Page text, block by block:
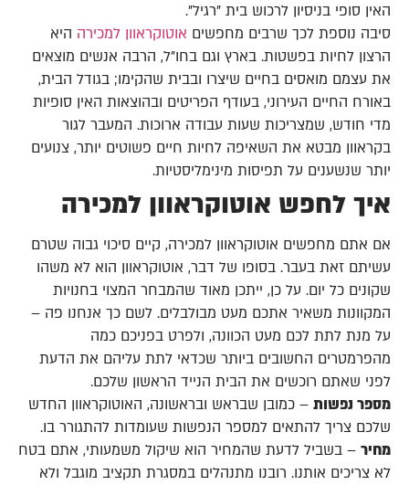
האין סופי בניסיון לרכוש בית "רגיל".
סיבה נוספת לכך שרבים מחפשים אוטוקראוון למכירה היא
הרצון לחיות בפשטות. בארץ וגם בחו"ל, הרבה אנשים מוצאים
את עצמם מואסים בחיים שיצרו ובבית שהקימו; בגודל הבית,
באורח החיים העירוני, בעודף הפריטים ובהוצאות האין סופיות
מדי חודש, שמצריכות שעות עבודה ארוכות. המעבר לגור
בקראוון מבטא את השאיפה לחיות חיים פשוטים יותר, צנועים
יותר שנשענים על תפיסות מינימליסטיות.
איך לחפש אוטוקראוון למכירה
אם אתם מחפשים אוטוקראוון למכירה, קיים סיכוי גבוה שטרם
עשיתם זאת בעבר. בסופו של דבר, אוטוקראוון הוא לא משהו
שקונים כל יום. על כן, ייתכן מאוד שהמבחר המצוי בחנויות
המקוונות משאיר אתכם מעט מבולבלים. לשם כך אנחנו פה –
על מנת לתת לכם מעט הכוונה, ולפרט בפניכם כמה
מהפרמטרים החשובים ביותר שכדאי לתת עליהם את הדעת
לפני שאתם רוכשים את הבית הנייד הראשון שלכם.
מספר נפשות – כמובן שבראש ובראשונה, האוטוקראוון החדש
שלכם צריך להתאים למספר הנפשות שעומדות להתגורר בו.
מחיר – בשביל לדעת שהמחיר הוא שיקול משמעותי, אתם בטח
לא צריכים אותנו. רובנו מתנהלים במסגרת תקציב מוגבל ולא